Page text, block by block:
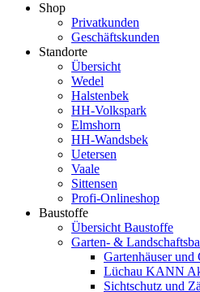
Shop
Privatkunden
Geschäftskunden
Standorte
Übersicht
Wedel
Halstenbek
HH-Volkspark
Elmshorn
HH-Wandsbek
Uetersen
Vaale
Sittensen
Profi-Onlineshop
Baustoffe
Übersicht Baustoffe
Garten- &
Gartenhäuser und
Lüchau KANN
Sichtschutz und